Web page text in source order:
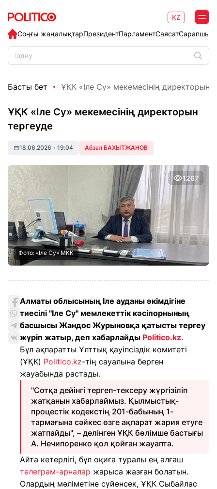
Соңғы жаңалықтарПрезидентПарламентСаясат
KZ
Басты бет ҰҚК «Іле Су» мекемесінің директорын
ҰҚК «Іле Су» мекемесінің директорын
тергеуде
18.06.2026 • 19:04 Абзал БАХЫТЖАНОВ
1267
Фото: «Іле Су» МКК
Алматы облысының Іле ауданы әкімдігіне
тиесілі "Іле Су" мемлекеттік кәсіпорнының
басшысы Жандос Журыновқа қатысты тергеу
жүріп жатыр, деп хабарлайды Politico.kz.
Бұл ақпаратты Ұлттық қауіпсіздік комитеті
(ҰҚК) Politico.kz-тің сауалына берген
жауабында растады.
"Сотқа дейінгі тергеп-тексеру жүргізіліп
жатқанын хабарлаймыз. Қылмыстық-
процестік кодекстің 201-бабының 1-
тармағына сәйкес өзге ақпарат жария етуге
жатпайды", – делінген ҰҚК бөлімше бастығы
А. Нечипоренко қол қойған жауапта.
Айта кетерлігі, бұл оқиға туралы ең алғаш
телеграм-арналар жарыса жазған болатын.
Олардың мәліметіне сүйенсек, ҰҚК Cыбайлас